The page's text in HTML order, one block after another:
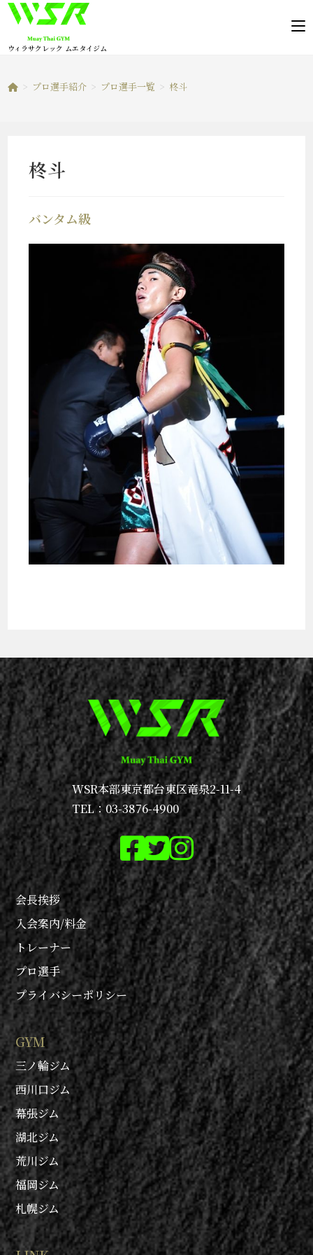
コ
ウィラサクレック ムエタイジム
> プロ選手紹介 > プロ選手一覧 > 柊斗
柊斗
バンタム級
WSR本部東京都台東区竜泉2-11-4
TEL：03-3876-4900
会長挨拶
入会案内/料金
トレーナー
プロ選手
プライバシーポリシー
GYM
三ノ輪ジム
西川口ジム
幕張ジム
湖北ジム
荒川ジム
福岡ジム
札幌ジム